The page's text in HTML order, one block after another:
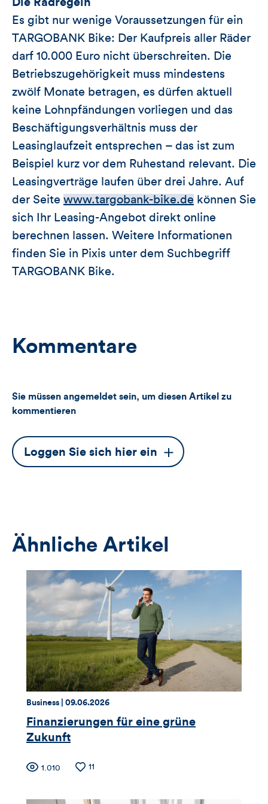
Die Radregeln
Es gibt nur wenige Voraussetzungen für ein
TARGOBANK Bike: Der Kaufpreis aller Räder
darf 10.000 Euro nicht überschreiten. Die
Betriebszugehörigkeit muss mindestens
zwölf Monate betragen, es dürfen aktuell
keine Lohnpfändungen vorliegen und das
Beschäftigungsverhältnis muss der
Leasinglaufzeit entsprechen – das ist zum
Beispiel kurz vor dem Ruhestand relevant. Die
Leasingverträge laufen über drei Jahre. Auf
der Seite www.targobank-bike.de können Sie
sich Ihr Leasing-Angebot direkt online
berechnen lassen. Weitere Informationen
finden Sie in Pixis unter dem Suchbegriff
TARGOBANK Bike.
Kommentare
Sie müssen angemeldet sein, um diesen Artikel zu
kommentieren
Dieser
Button
Loggen Sie sich hier ein
Ähnliche Artikel
Thema:
Business | Datum:
09.06.2026
Finanzierungen für eine grüne
Zukunft
Zähler
für
Anzahl
1.010
Anzahl
11